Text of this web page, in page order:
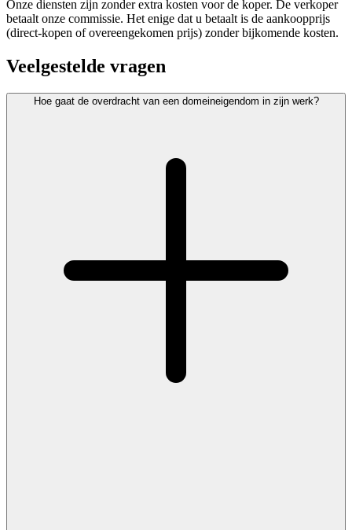
Onze diensten zijn zonder extra kosten voor de koper. De verkoper
betaalt onze commissie. Het enige dat u betaalt is de aankoopprijs
(direct-kopen of overeengekomen prijs) zonder bijkomende kosten.
Veelgestelde vragen
Hoe gaat de overdracht van een domeineigendom in zijn werk?